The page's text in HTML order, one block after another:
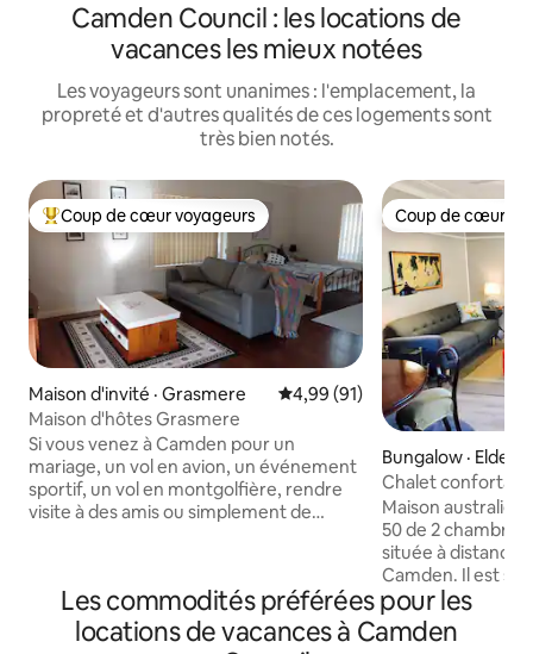
Camden Council : les locations de
vacances les mieux notées
Les voyageurs sont unanimes : l'emplacement, la
propreté et d'autres qualités de ces logements sont
très bien notés.
Coup de cœur voyageurs parmi les plus aimés
Coup de cœur voyageurs
Maison d'invité · Grasmere Note moyenne de 4,99 sur 5,
4,99 (91)
Maison d'hôtes Grasmere
Si vous venez à Camden pour un
mariage, un vol en avion, un événement
sportif, un vol en montgolfière, rendre
visite à des amis ou simplement de
de Camden. Agréable et calme pour un
long séjour ou comme camp de base
pour le travail. Disposez de votre propre
Coup de cœur
Coup de cœur
Bungalow ·
Chalet
Camden (notre
Maison
50 de 2
située à distance
Camden. Il est
tranquille du fer à
nombreuses
stationnement et
Les commodités préférées pour les
locations de vacances à Camden